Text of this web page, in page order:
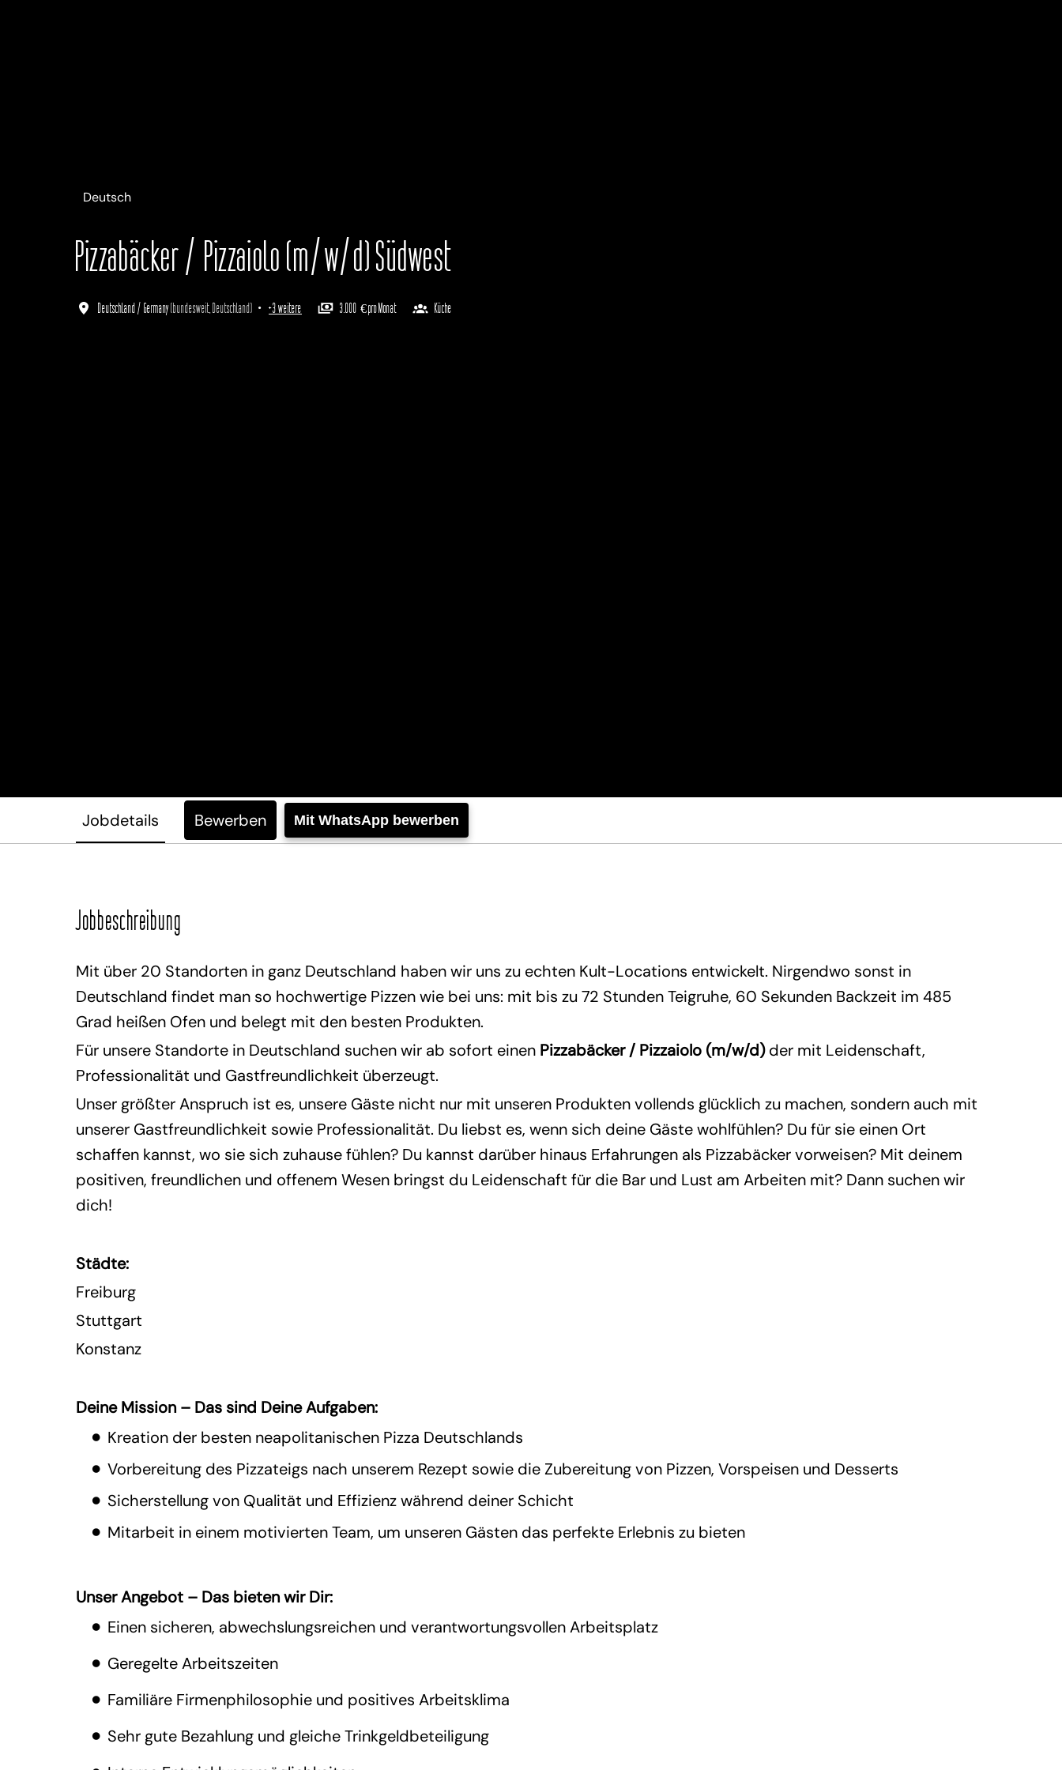
Deutsch
Pizzabäcker / Pizzaiolo (m/w/d) Südwest
Deutschland / Germany bundesweit Deutschland) • +3 weitere 3.000 € pro Monat Küche
Jobdetails Bewerben Mit WhatsApp bewerben
Jobbeschreibung
Mit über 20 Standorten in ganz Deutschland haben wir uns zu echten Kult-Locations entwickelt. Nirgendwo sonst in
Deutschland findet man so hochwertige Pizzen wie bei uns: mit bis zu 72 Stunden Teigruhe, 60 Sekunden Backzeit im 485
Grad heißen Ofen und belegt mit den besten Produkten.
Für unsere Standorte in Deutschland suchen wir ab sofort einen Pizzabäcker / Pizzaiolo (m/w/d)der mit Leidenschaft,
Professionalität und Gastfreundlichkeit überzeugt.
Unser größter Anspruch ist es, unsere Gäste nicht nur mit unseren Produkten vollends glücklich zu machen, sondern auch mit
unserer Gastfreundlichkeit sowie Professionalität. Du liebst es, wenn sich deine Gäste wohlfühlen? Du für sie einen Ort
schaffen kannst, wo sie sich zuhause fühlen? Du kannst darüber hinaus Erfahrungen als Pizzabäcker vorweisen? Mit deinem
positiven, freundlichen und offenem Wesen bringst du Leidenschaft für die Bar und Lust am Arbeiten mit? Dann suchen wir
dich!
Städte:
Freiburg
Stuttgart
Konstanz
Deine Mission – Das sind Deine Aufgaben:
Kreation der besten neapolitanischen Pizza Deutschlands
Vorbereitung des Pizzateigs nach unserem Rezept sowie die Zubereitung von Pizzen, Vorspeisen und Desserts
Sicherstellung von Qualität und Effizienz während deiner Schicht
Mitarbeit in einem motivierten Team, um unseren Gästen das perfekte Erlebnis zu bieten
Unser Angebot – Das bieten wir Dir:
Einen sicheren, abwechslungsreichen und verantwortungsvollen Arbeitsplatz
Geregelte Arbeitszeiten
Familiäre Firmenphilosophie und positives Arbeitsklima
Sehr gute Bezahlung und gleiche Trinkgeldbeteiligung